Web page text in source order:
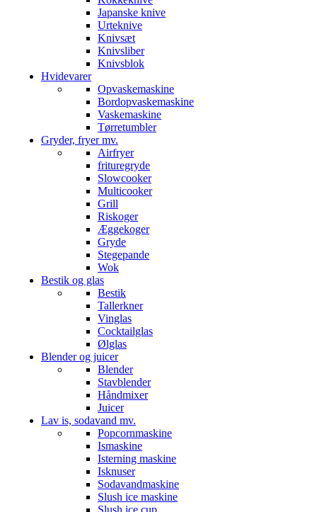
Japanske knive
Urteknive
Knivsæt
Knivsliber
Knivsblok
Hvidevarer
Opvaskemaskine
Bordopvaskemaskine
Vaskemaskine
Tørretumbler
Gryder, fryer mv.
Airfryer
frituregryde
Slowcooker
Multicooker
Grill
Riskoger
Æggekoger
Gryde
Stegepande
Wok
Bestik og glas
Bestik
Tallerkner
Vinglas
Cocktailglas
Ølglas
Blender og juicer
Blender
Stavblender
Håndmixer
Juicer
Lav is, sodavand mv.
Popcornmaskine
Ismaskine
Isterning maskine
Isknuser
Sodavandmaskine
Slush ice maskine
Slush ice cup